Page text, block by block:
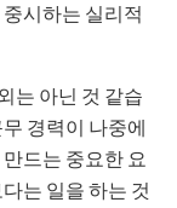
시하는 실리적
는 아닌 것 같습
경력이 나중에
드는 중요한 요
는 일을 하는 것